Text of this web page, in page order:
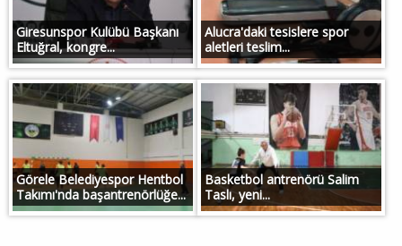
Giresunspor Kulübü Başkanı
Eltuğral, kongre...
Alucra'daki tesislere spor
aletleri teslim...
Görele Belediyespor Hentbol
Takımı'nda başantrenörlüğe...
Basketbol antrenörü Salim
Taslı, yeni...